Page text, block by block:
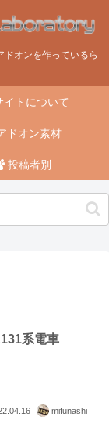
オンを作っているら
トについて
ドオン素材
投稿者別
系電車
mifunashi